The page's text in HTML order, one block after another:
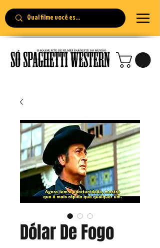
Dólar De Fogo